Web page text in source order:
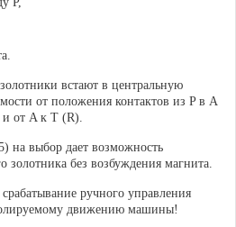
встают в центральную
от положения контактов из P в A
от A к T (R).
на выбор дает возможность
золотника без возбуждения магнита.
ручного управления
движению машины!